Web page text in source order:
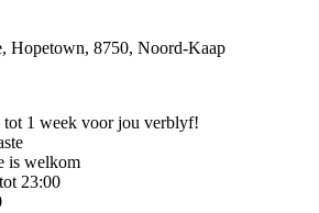
Hopetown, 8750, Noord-Kaap
tot 1 week voor jou verblyf!
is welkom
23:00